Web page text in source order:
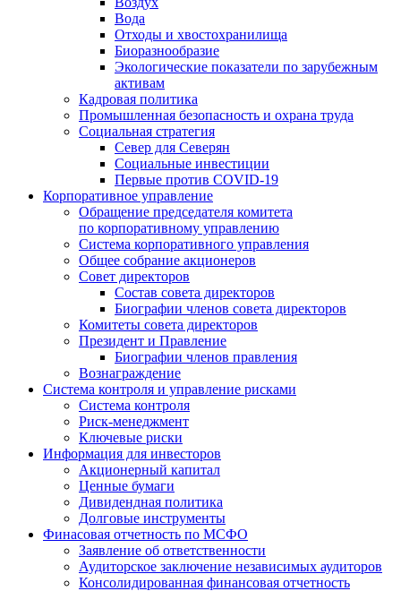
Вода
Отходы и хвостохранилища
Биоразнообразие
Экологические показатели по зарубежным
активам
Кадровая политика
Промышленная безопасность и охрана труда
Социальная стратегия
Север для Северян
Социальные инвестиции
Первые против COVID‑19
Корпоративное управление
Обращение председателя комитета
по корпоративному управлению
Система корпоративного управления
Общее собрание акционеров
Совет директоров
Состав совета директоров
Биографии членов совета директоров
Комитеты совета директоров
Президент и Правление
Биографии членов правления
Вознаграждение
Система контроля и управление рисками
Система контроля
Риск-менеджмент
Ключевые риски
Информация для инвесторов
Акционерный капитал
Ценные бумаги
Дивидендная политика
Долговые инструменты
Финасовая отчетность по МСФО
Заявление об ответственности
Аудиторское заключение независимых аудиторов
Консолидированная финансовая отчетность